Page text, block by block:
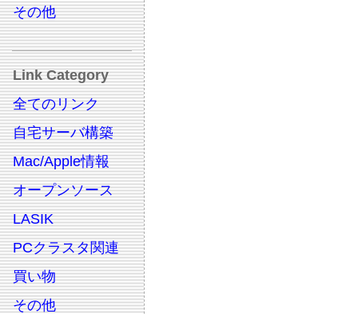
その他
Link Category
全てのリンク
自宅サーバ構築
Mac/Apple情報
オープンソース
LASIK
PCクラスタ関連
買い物
その他